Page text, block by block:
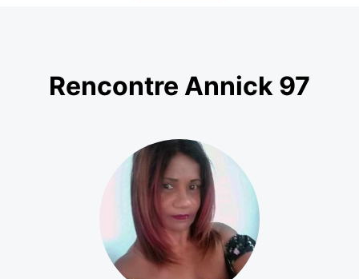
Rencontre Annick 97